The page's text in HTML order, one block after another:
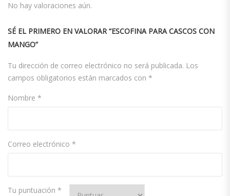
No hay valoraciones aún.
SÉ EL PRIMERO EN VALORAR “ESCOFINA PARA CASCOS CON
MANGO”
Tu dirección de correo electrónico no será publicada. Los
campos obligatorios están marcados con *
Nombre *
Correo electrónico *
Tu puntuación *